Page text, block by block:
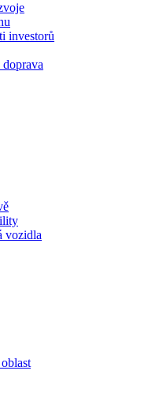
investorů
doprava
vozidla